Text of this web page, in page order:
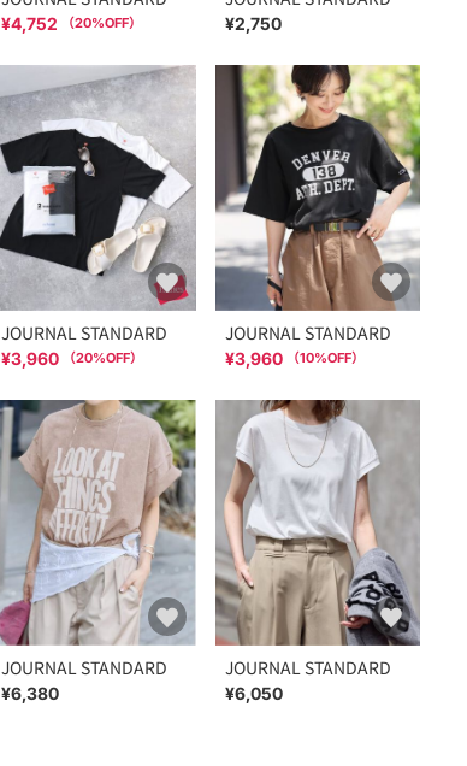
¥4,752 （20%OFF） ¥2,750
JOURNAL STANDARD
¥3,960 （20%OFF）
JOURNAL STANDARD
¥3,960 （10%OFF）
JOURNAL STANDARD
¥6,380
JOURNAL STANDARD
¥6,050